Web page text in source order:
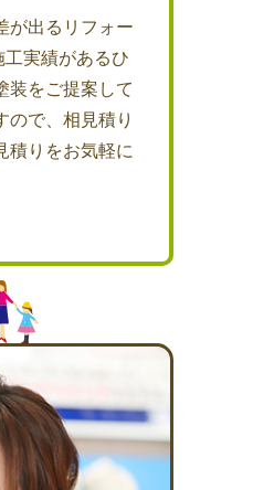
が出るリフォー
実績があるひ
装をご提案して
ので、相見積り
積りをお気軽に